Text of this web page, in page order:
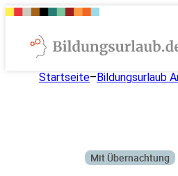
Startseite–Bildungsurlaub
Mit Übernachtung